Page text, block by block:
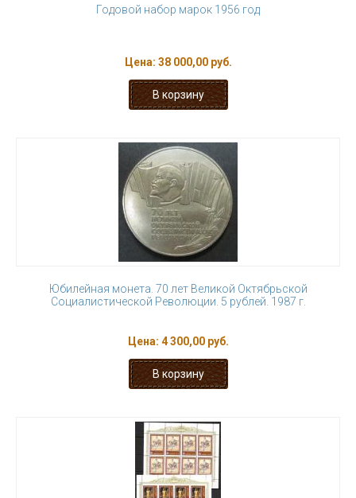
Годовой набор марок 1956 год
Цена: 38 000,00 руб.
Юбилейная монета. 70 лет Великой Октябрьской
Социалистической Революции. 5 рублей. 1987 г.
Цена: 4 300,00 руб.